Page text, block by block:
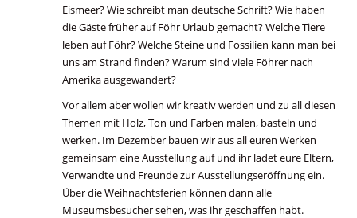
Eismeer? Wie schreibt man deutsche Schrift? Wie haben
die Gäste früher auf Föhr Urlaub gemacht? Welche Tiere
leben auf Föhr? Welche Steine und Fossilien kann man bei
uns am Strand finden? Warum sind viele Föhrer nach
Amerika ausgewandert?
Vor allem aber wollen wir kreativ werden und zu all diesen
Themen mit Holz, Ton und Farben malen, basteln und
werken. Im Dezember bauen wir aus all euren Werken
gemeinsam eine Ausstellung auf und ihr ladet eure Eltern,
Verwandte und Freunde zur Ausstellungseröffnung ein.
Über die Weihnachtsferien können dann alle
Museumsbesucher sehen, was ihr geschaffen habt.